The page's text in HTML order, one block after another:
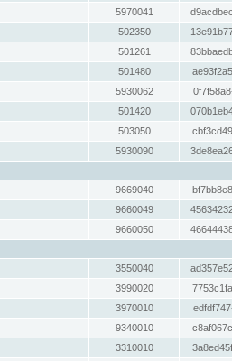
5970041
502350
501261
501480
5930062
501420
503050
5930090
9669040
9660049
9660050
3550040
3990020
3970010
9340010
3310010